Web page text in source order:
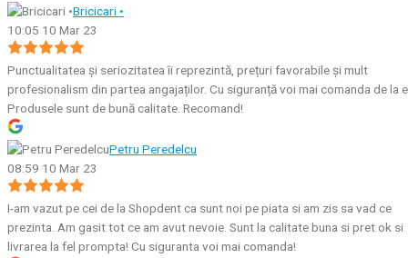
Bricicari •
10:05 10 Mar 23
Punctualitatea și seriozitatea îi reprezintă, prețuri favorabile și mult
profesionalism din partea angajaților. Cu siguranță voi mai comanda de la
Produsele sunt de bună calitate. Recomand!
Petru Peredelcu
08:59 10 Mar 23
I-am vazut pe cei de la Shopdent ca sunt noi pe piata si am zis sa vad ce
prezinta. Am gasit tot ce am avut nevoie. Sunt la calitate buna si pret ok si
livrarea la fel prompta! Cu siguranta voi mai comanda!